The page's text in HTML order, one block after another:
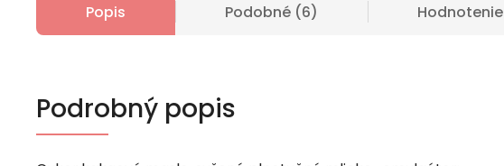
Popis Podobné (6) Hodnotenie
Podrobný popis